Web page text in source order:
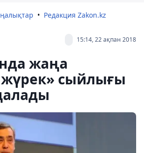
Редакция Zakon.kz
15:14, 22 ақпан 2018
жаңа
сыйлығы